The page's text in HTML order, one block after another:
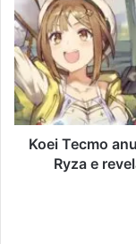
Koei Tecmo
Ryza e